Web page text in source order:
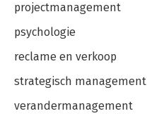
projectmanagement
psychologie
reclame en verkoop
strategisch management
verandermanagement